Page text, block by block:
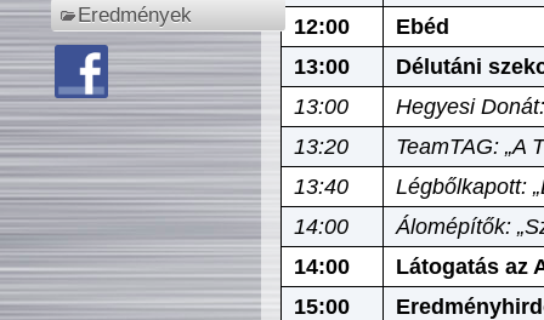
Eredmények
12:00
Ebéd
13:00
Délutáni
13:00
Hegyesi
13:20
TeamTAG: „A
13:40
Légbőlkapott:
14:00
Álomépítők:
14:00
Látogatás az
15:00